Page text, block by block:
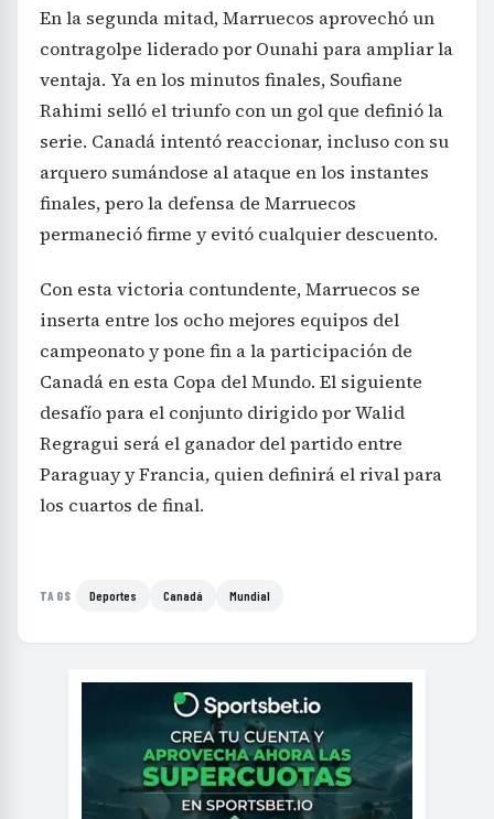
En la segunda mitad, Marruecos aprovechó un
contragolpe liderado por Ounahi para ampliar la
ventaja. Ya en los minutos finales, Soufiane
Rahimi selló el triunfo con un gol que definió la
serie. Canadá intentó reaccionar, incluso con su
arquero sumándose al ataque en los instantes
finales, pero la defensa de Marruecos
permaneció firme y evitó cualquier descuento.
Con esta victoria contundente, Marruecos se
inserta entre los ocho mejores equipos del
campeonato y pone fin a la participación de
Canadá en esta Copa del Mundo. El siguiente
desafío para el conjunto dirigido por Walid
Regragui será el ganador del partido entre
Paraguay y Francia, quien definirá el rival para
los cuartos de final.
TAGS Deportes Canadá Mundial